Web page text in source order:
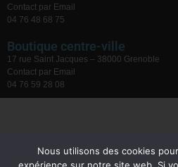
Contact par Email
04 76 48 68 75
Boutique centre-ville
17 rue Saint Jacques – 38000 Grenoble
Contact par Email
04 76 59 28 08
Nous utilisons des cookies